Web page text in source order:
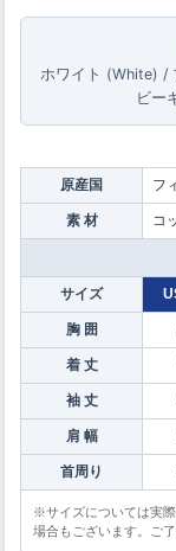
ホワイト (White) /
ビー
原産国 フ
素 材 コ
サイズ
胸 囲
着 丈
袖 丈
肩 幅
首周り
※サイズについては実
場合もございます。ご